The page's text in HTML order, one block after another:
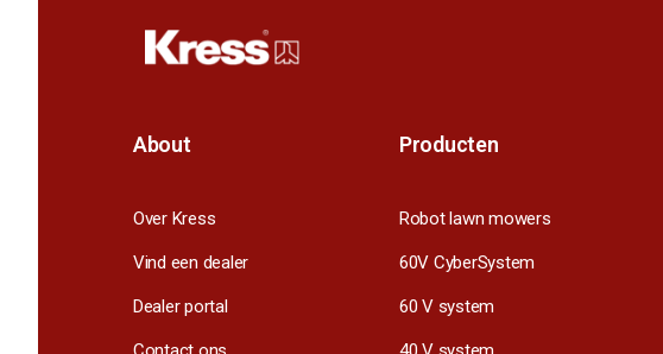
About
Over Kress
Vind een dealer
Dealer portal
Producten
Robot lawn mowers
60V CyberSystem
60 V system